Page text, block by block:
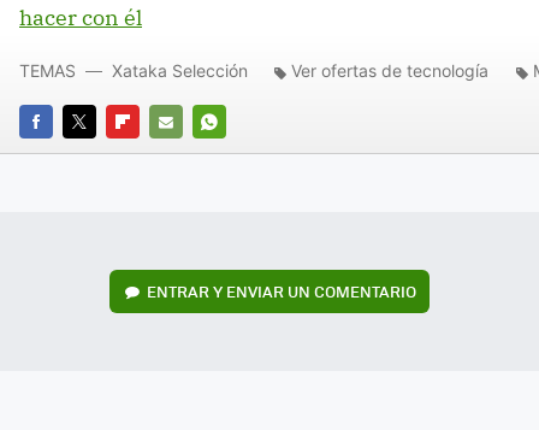
hacer con él
FACEBOOK
TWITTERFLIPBOARD
E-
WHATSAPP
TEMAS Xataka Selección Ver ofertas de tecnología
ENTRAR Y ENVIAR UN COMENTARIO